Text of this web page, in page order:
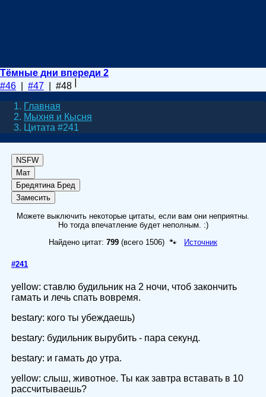
Тёмные дни впереди 2
#46
#47 | #48
Главная
Мыхня и Кысня
Цитата #241
NSFW
Мат
Бредятина Бред
Замесить
Можете выключить некоторые цитаты, если вам они неприятны.
Но тогда впечатление будет неполным. :)
Найдено цитат: 799 (всего 1506) 🐾 Источник
#241
yellow: ставлю будильник на 2 ночи, чтоб закончить
гамать и лечь спать вовремя.
bestary: кого ты убеждаешь)
bestary: будильник вырубить - пара секунд.
bestary: и гамать до утра.
yellow: слыш, животное. Ты как завтра вставать в 10
рассчитываешь?